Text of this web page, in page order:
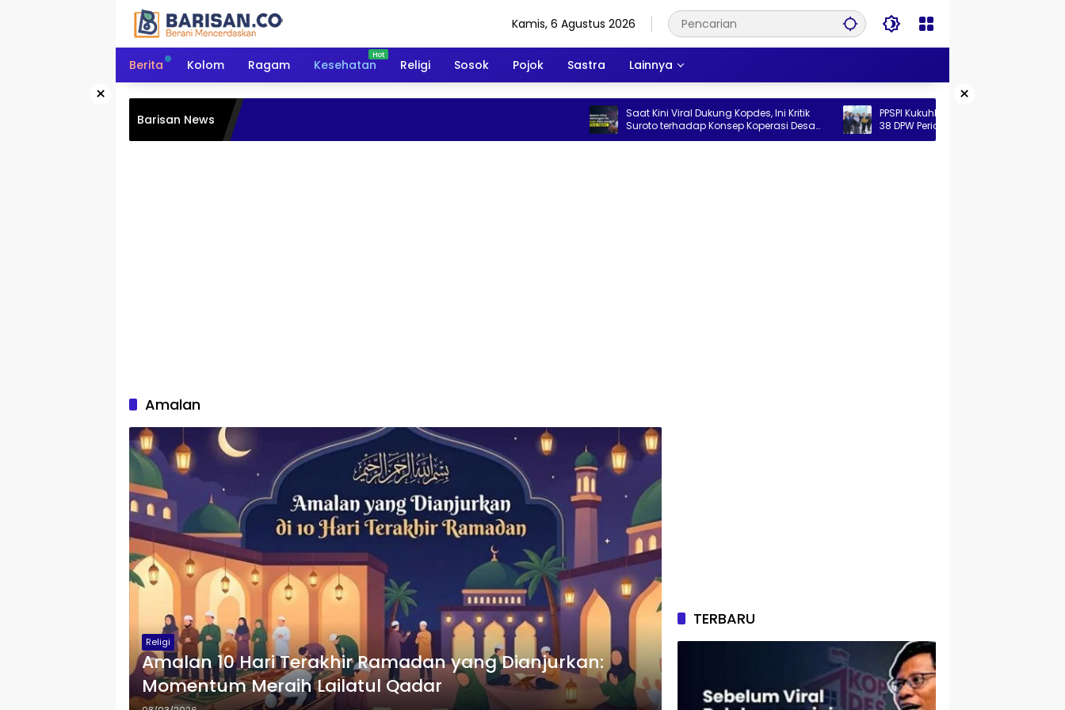
Kamis, 6 Agustus 2026
Berita Kolom Ragam Kesehatan Religi Sosok Pojok Sastra Lainnya
× ×
Barisan News
Saat Kini Viral Dukung Kopdes, Ini Kritik
Suroto terhadap Konsep Koperasi Desa
Merah Putih
PPSPI Kukuhkan Pengurus Nasional dan
38 DPW Periode 2026–2031, Perkuat
Profesionalisme Sektor Publik
Amalan
Religi
Amalan 10 Hari Terakhir Ramadan yang Dianjurkan:
Momentum Meraih Lailatul Qadar
TERBARU